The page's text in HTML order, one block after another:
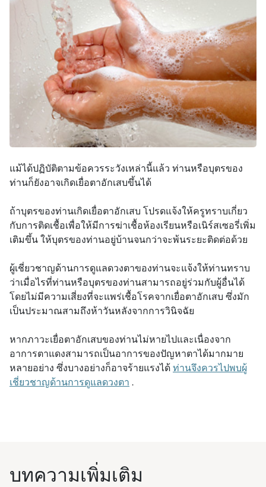
แม้ได้ปฏิบัติตามข้อควรระวังเหล่านี้แล้ว ท่านหรือบุตรของ
ท่านก็ยังอาจเกิดเยื่อตาอักเสบขึ้นได้
ถ้าบุตรของท่านเกิดเยื่อตาอักเสบ โปรดแจ้งให้ครูทราบเกี่ยว
กับการติดเชื้อเพื่อให้มีการฆ่าเชื้อห้องเรียนหรือเนิร์สเซอรี่เพิ่ม
เติมขึ้น ให้บุตรของท่านอยู่บ้านจนกว่าจะพ้นระยะติดต่อด้วย
ผู้เชี่ยวชาญด้านการดูแลดวงตาของท่านจะแจ้งให้ท่านทราบ
ว่าเมื่อไรที่ท่านหรือบุตรของท่านสามารถอยู่ร่วมกับผู้อื่นได้
โดยไม่มีความเสี่ยงที่จะแพร่เชื้อโรคจากเยื่อตาอักเสบ ซึ่งมัก
เป็นประมาณสามถึงห้าวันหลังจากการวินิจฉัย
หากภาวะเยื่อตาอักเสบของท่านไม่หายไปและเนื่องจาก
อาการตาแดงสามารถเป็นอาการของปัญหาตาได้มากมาย
หลายอย่าง ซึ่งบางอย่างก็อาจร้ายแรงได้ท่านจึงควรไปพบผู้
เชี่ยวชาญด้านการดูแลดวงตา .
บทความเพิ่มเติม